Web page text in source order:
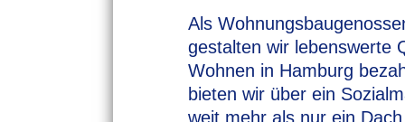
Als
gestalten wir lebenswerte
Wohnen in Hamburg
bieten wir über ein
weit mehr als nur ein